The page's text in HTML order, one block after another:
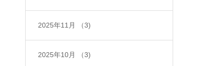
2025年11月 （3)
2025年10月 （3)